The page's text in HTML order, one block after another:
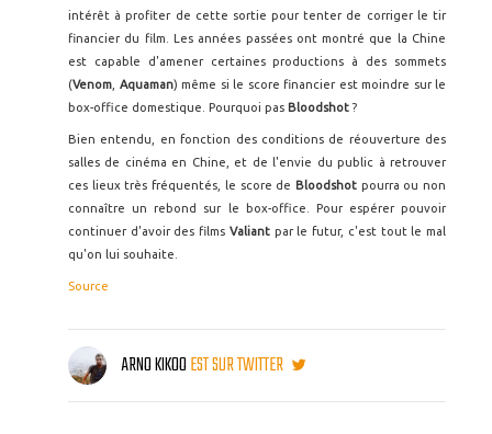
intérêt à profiter de cette sortie pour tenter de corriger le tir
financier du film. Les années passées ont montré que la Chine
est capable d'amener certaines productions à des sommets
(Venom Aquaman) même si le score financier est moindre sur le
box-office domestique. Pourquoi pas Bloodshot ?
Bien entendu, en fonction des conditions de réouverture des
salles de cinéma en Chine, et de l'envie du public à retrouver
ces lieux très fréquentés, le score de Bloodshot pourra ou non
connaître un rebond sur le box-office. Pour espérer pouvoir
continuer d'avoir des films Valiantpar le futur, c'est tout le mal
qu'on lui souhaite.
Source
ARNO KIKOOEST SUR TWITTER